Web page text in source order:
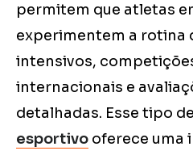
permitem que atletas
experimentem a rotina
intensivos,
internacionais e
detalhadas. Esse tipo de
esportivo oferece uma